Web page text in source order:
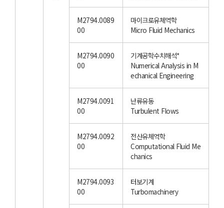
M2794.0089
00
마이크로유체역학
Micro Fluid Mechanics
M2794.0090
00
기계공학수치해석*
Numerical Analysis in M
echanical Engineering
M2794.0091
00
난류유동
Turbulent Flows
M2794.0092
00
전산유체역학
Computational Fluid Me
chanics
M2794.0093
00
터보기계
Turbomachinery